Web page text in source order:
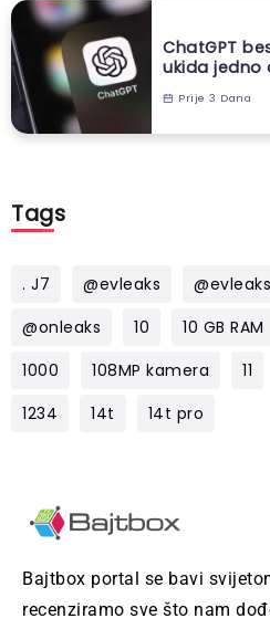
ChatGPT
ukida jedno
Prije 3 Dana
Tags
. J7 @evleaks
@onleaks
10 10 GB RAM
1000
108MP kamera 11
1234
14t 14t pro
Bajtbox portal se bavi
recenziramo sve što nam